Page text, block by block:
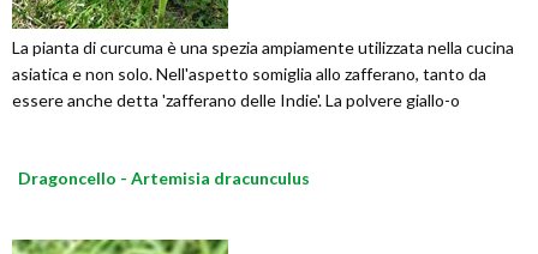
La pianta di curcuma è una spezia ampiamente utilizzata nella cucina
asiatica e non solo. Nell'aspetto somiglia allo zafferano, tanto da
essere anche detta 'zafferano delle Indie'. La polvere giallo-o
Dragoncello - Artemisia dracunculus